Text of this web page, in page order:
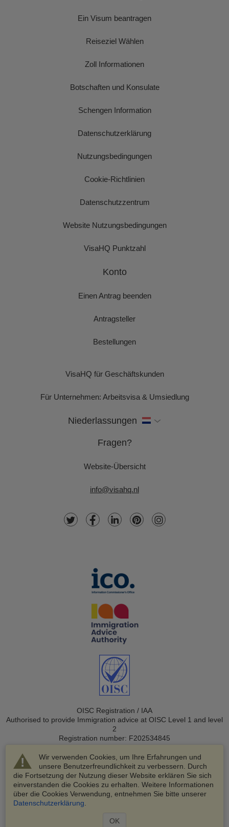
Wir verwenden Cookies, um Ihre Erfahrungen und
unsere Benutzerfreundlichkeit zu verbessern. Durch
die Fortsetzung der Nutzung dieser Website erklären Sie sich
einverstanden die Cookies zu erhalten. Weitere Informationen
über die Cookies Verwendung, entnehmen Sie bitte unserer
Datenschutzerklärung
OK
Ein Visum beantragen
Reiseziel Wählen
Zoll Informationen
Botschaften und Konsulate
Schengen Information
Datenschutzerklärung
Nutzungsbedingungen
Cookie-Richtlinien
Datenschutzzentrum
Website Nutzungsbedingungen
VisaHQ Punktzahl
Konto
Einen Antrag beenden
Antragsteller
Bestellungen
VisaHQ für Geschäftskunden
Für Unternehmen: Arbeitsvisa & Umsiedlung
Niederlassungen
Fragen?
Website-Übersicht
info@visahq.nl
OISC Registration / IAA
Authorised to provide Immigration advice at OISC Level 1 and level
2
Registration number: F202534845
© 2003-2026 VisaHQ.com, Inc. Alle Rechte vorbehalten.
VisaHQ und das VisaHQ-Logo sind eingetragene Marken von
VisaHQ.com, Inc.